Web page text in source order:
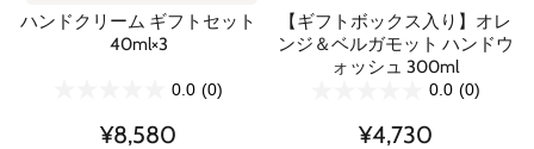
ハンドクリーム ギフトセット
40ml×3
0.0 (0)
¥8,580
【ギフトボックス入り】オレ
ンジ＆ベルガモット ハンドウ
ォッシュ 300ml
0.0 (0)
¥4,730